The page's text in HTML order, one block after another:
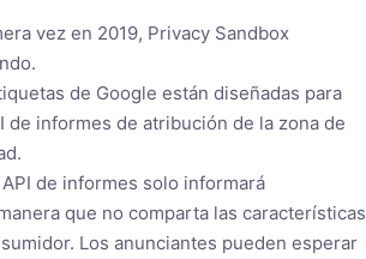
vez en 2019, Privacy Sandbox
de Google están diseñadas para
de informes de atribución de la zona de
de informes solo informará
que no comparta las características
Los anunciantes pueden esperar